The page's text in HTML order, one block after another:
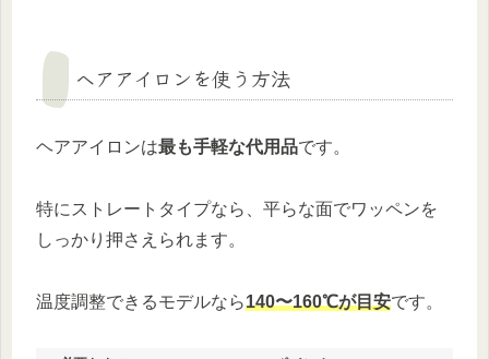
ヘアアイロンを使う方法
ヘアアイロンは最も手軽な代用品です。
特にストレートタイプなら、平らな面でワッペンを
しっかり押さえられます。
温度調整できるモデルなら140〜160℃が目安です。